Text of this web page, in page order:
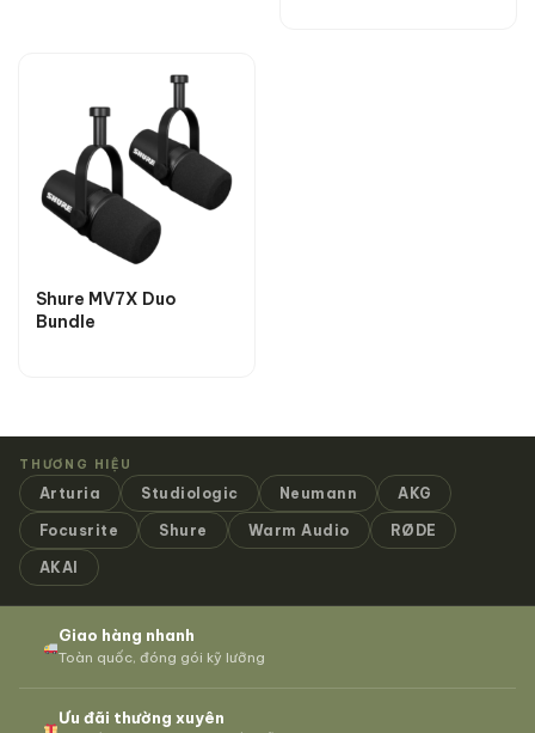
Shure MV7X Duo
Bundle
THƯƠNG HIỆU
Arturia Studiologic Neumann AKG
Focusrite Shure Warm Audio RØDE
AKAI
Giao hàng nhanh
Toàn quốc, đóng gói kỹ lưỡng
Ưu đãi thường xuyên